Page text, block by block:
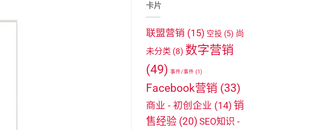
卡片
联盟营销 (15) 空投 (5) 尚
未分类(8) 数字营销
(49) 事件/事件(1)
Facebook营销 (33)
商业 - 初创企业 (14) 销
售经验(20) SEO知识 -